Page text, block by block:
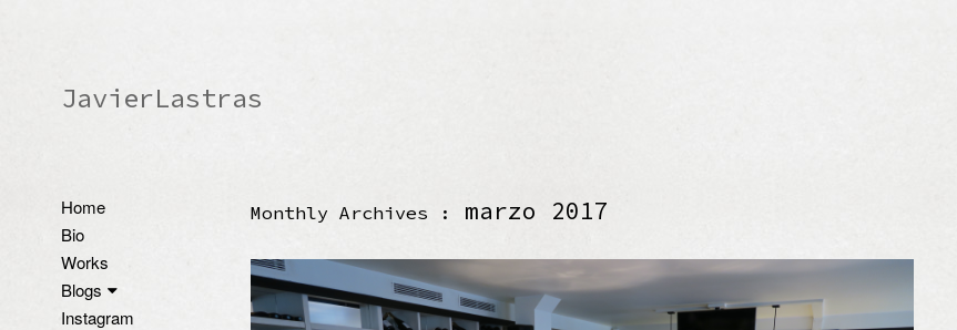
JavierLastras
Home
Bio
Works
Blogs
Instagram
Monthly Archives : marzo 2017